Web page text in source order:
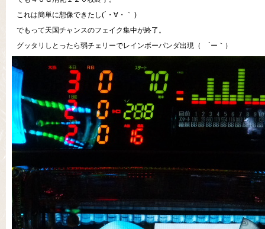
これは簡単に想像できたし(´・∀・｀ )
でもって天国チャンスのフェイク集中が終了。
グッタリしとったら弱チェリーでレインボーパンダ出現（ ´ー｀）